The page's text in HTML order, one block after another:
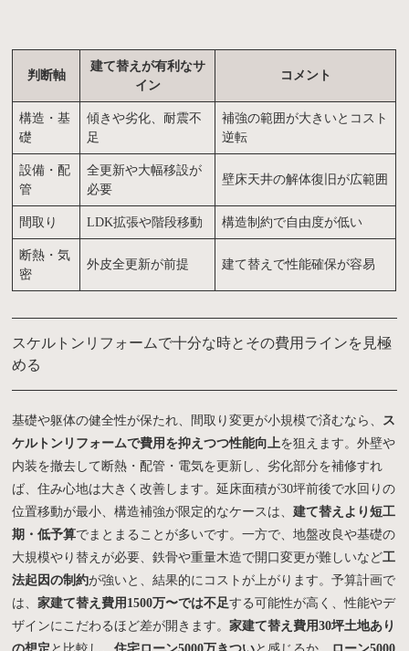
判断軸
建て替えが有利なサ
イン
コメント
構造・基
礎
傾きや劣化、耐震不
足
補強の範囲が大きいとコスト
逆転
設備・配
管
全更新や大幅移設が
必要
壁床天井の解体復旧が広範囲
間取り LDK拡張や階段移動 構造制約で自由度が低い
断熱・気
密
外皮全更新が前提 建て替えで性能確保が容易
スケルトンリフォームで十分な時とその費用ラインを見極
める
基礎や躯体の健全性が保たれ、間取り変更が小規模で済むなら、 ス
ケルトンリフォームで費用を抑えつつ性能向上を狙えます。外壁や
内装を撤去して断熱・配管・電気を更新し、劣化部分を補修すれ
ば、住み心地は大きく改善します。延床面積が30坪前後で水回りの
位置移動が最小、構造補強が限定的なケースは、建て替えより短工
期・低予算でまとまることが多いです。一方で、地盤改良や基礎の
大規模やり替えが必要、鉄骨や重量木造で開口変更が難しいなど工
法起因の制約が強いと、結果的にコストが上がります。予算計画で
は、家建て替え費用1500万〜では不足する可能性が高く、性能やデ
ザインにこだわるほど差が開きます。家建て替え費用30坪土地あり